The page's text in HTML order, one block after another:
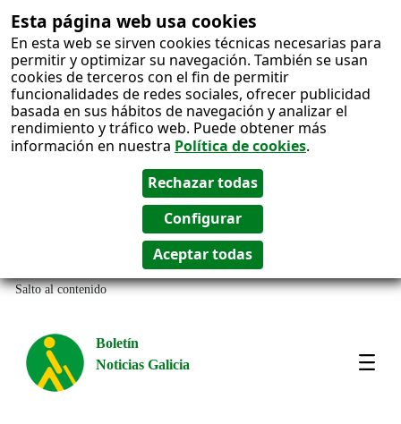
Esta página web usa cookies
En esta web se sirven cookies técnicas necesarias para
permitir y optimizar su navegación. También se usan
cookies de terceros con el fin de permitir
funcionalidades de redes sociales, ofrecer publicidad
basada en sus hábitos de navegación y analizar el
rendimiento y tráfico web. Puede obtener más
información en nuestra Política de cookies.
Salto al contenido
Boletín
Noticias Galicia